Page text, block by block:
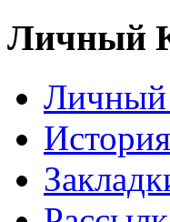
Личный
Личный